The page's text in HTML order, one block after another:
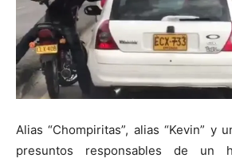
Alias “Chompiritas”, alias “Kevin” y
presuntos responsables de un